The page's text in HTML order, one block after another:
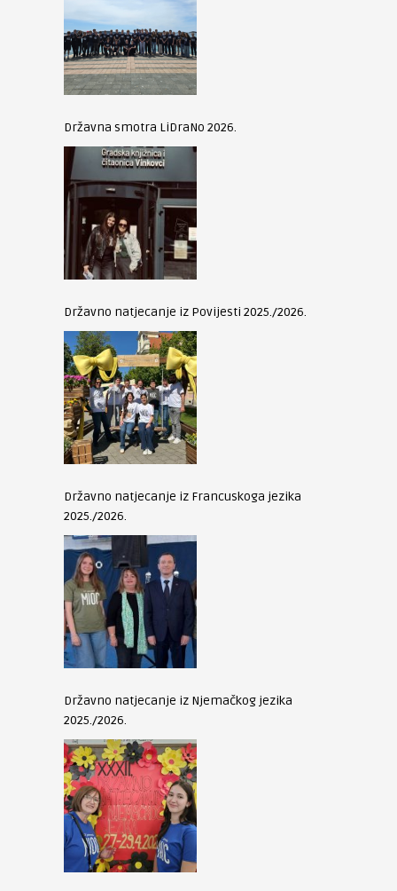
Državna smotra LiDraNo 2026.
Državno natjecanje iz Povijesti 2025./2026.
Državno natjecanje iz Francuskoga jezika
2025./2026.
Državno natjecanje iz Njemačkog jezika
2025./2026.